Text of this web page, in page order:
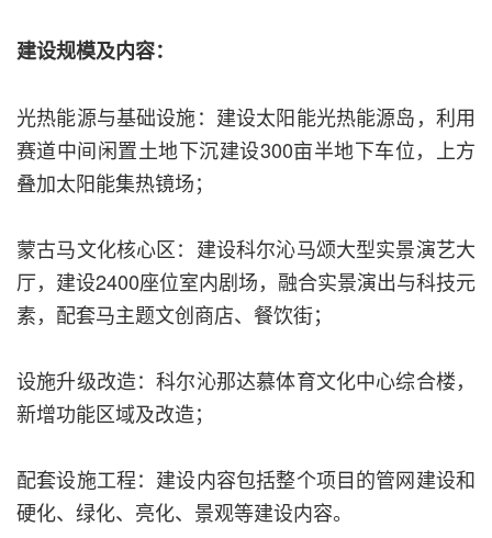
建设规模及内容：
光热能源与基础设施：建设太阳能光热能源岛，利用
赛道中间闲置土地下沉建设300亩半地下车位，上方
叠加太阳能集热镜场；
蒙古马文化核心区：建设科尔沁马颂大型实景演艺大
厅，建设2400座位室内剧场，融合实景演出与科技元
素，配套马主题文创商店、餐饮街；
设施升级改造：科尔沁那达慕体育文化中心综合楼，
新增功能区域及改造；
配套设施工程：建设内容包括整个项目的管网建设和
硬化、绿化、亮化、景观等建设内容。